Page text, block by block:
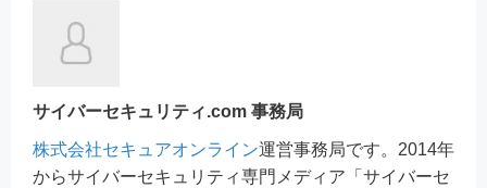
サイバーセキュリティ.com 事務局
株式会社セキュアオンライン運営事務局です。2014年
からサイバーセキュリティ専門メディア「サイバーセ